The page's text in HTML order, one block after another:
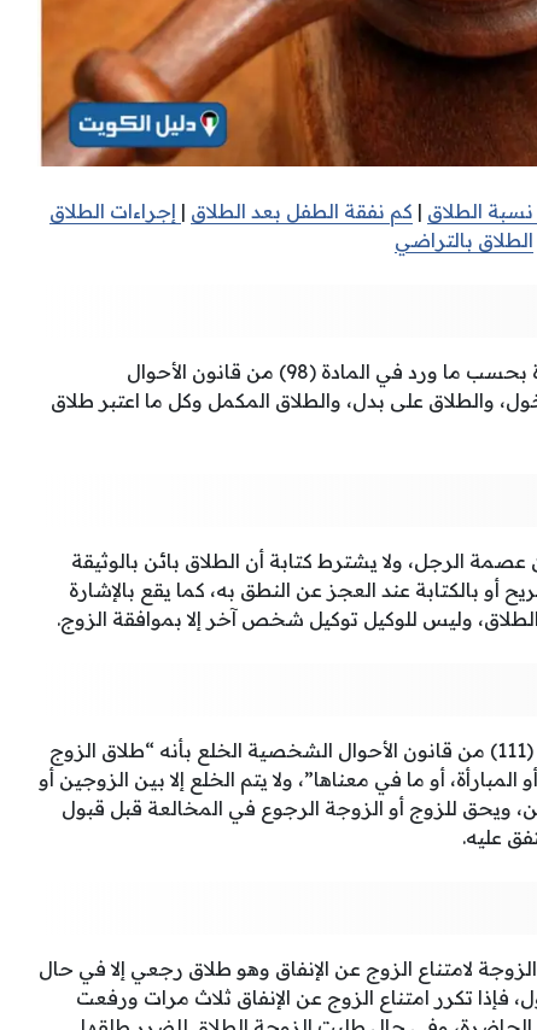
الطلاق | كم نفقة الطفل بعد الطلاق | إجراءات الطلاق
الطلاق بالتراضي
الطلاق الرجعي هو طلاق لا يزيل الزوجية قبل مضي العدة بحسب ما ورد في المادة (98) من قانون الأحوال
والطلاق على بدل، والطلاق المكمل وكل ما اعتبر طلاق
الرجل، ولا يشترط كتابة أن الطلاق بائن بالوثيقة
أو بالكتابة عند العجز عن النطق به، كما يقع بالإشارة
وليس للوكيل توكيل شخص آخر إلا بموافقة الزوج.
الخلع هو أحد أنواع الطلاق في الكويت، وقد عرفت المادة (111) من قانون الأحوال الشخصية الخلع بأنه “طلاق الزوج
أو ما في معناها”، ولا يتم الخلع إلا بين الزوجين أو
ويحق للزوج أو الزوجة الرجوع في المخالعة قبل قبول
عليه.
لامتناع الزوج عن الإنفاق وهو طلاق رجعي إلا في حال
فإذا تكرر امتناع الزوج عن الإنفاق ثلاث مرات ورفعت